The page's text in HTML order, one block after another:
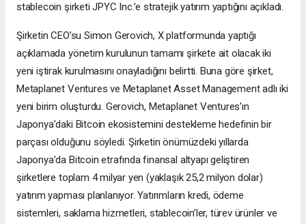
stablecoin şirketi JPYC Inc.’e stratejik yatırım yaptığını açıkladı.
Şirketin CEO’su Simon Gerovich, X platformunda yaptığı
açıklamada yönetim kurulunun tamamı şirkete ait olacak iki
yeni iştirak kurulmasını onayladığını belirtti. Buna göre şirket,
Metaplanet Ventures ve Metaplanet Asset Management adlı iki
yeni birim oluşturdu. Gerovich, Metaplanet Ventures’ın
Japonya’daki Bitcoin ekosistemini destekleme hedefinin bir
parçası olduğunu söyledi. Şirketin önümüzdeki yıllarda
Japonya’da Bitcoin etrafında finansal altyapı geliştiren
şirketlere toplam 4 milyar yen (yaklaşık 25,2 milyon dolar)
yatırım yapması planlanıyor. Yatırımların kredi, ödeme
sistemleri, saklama hizmetleri, stablecoin’ler, türev ürünler ve